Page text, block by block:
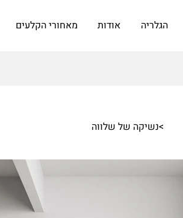
הגלריה אודות מאחורי הקלעים
>נשיקה של שלווה